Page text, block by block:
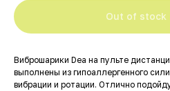
Out of stock
Виброшарики Dea на пульте
выполнены из гипоаллергенного
вибрации и ротации. Отлично